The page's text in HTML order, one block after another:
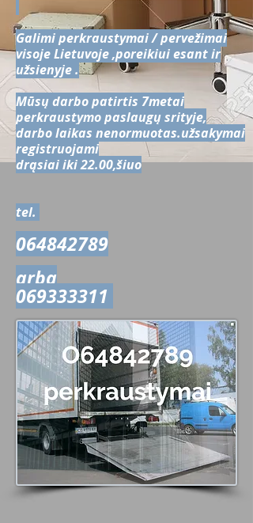
Galimi perkraustymai / pervežimai
visoje Lietuvoje ,poreikiui esant ir
užsienyje .
Mūsų darbo patirtis 7metai
perkraustymo paslaugų srityje,
darbo laikas nenormuotas.užsakymai
registruojami
drąsiai iki 22.00,šiuo
tel.
064842789
arba
069333311